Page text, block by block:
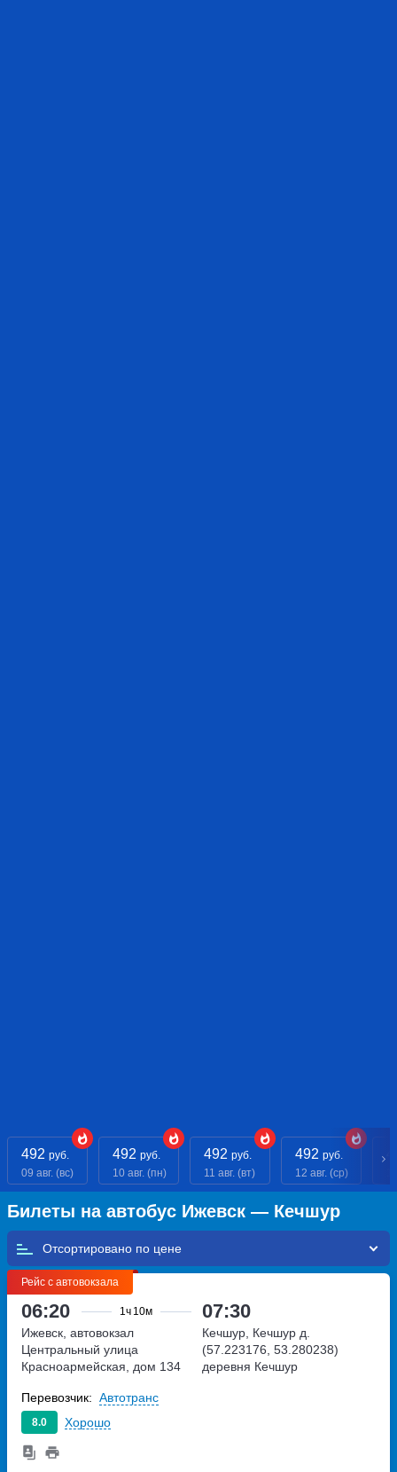
492 руб.
09 авг. (вс)
492 руб.
10 авг. (пн)
492 руб.
11 авг. (вт)
492 руб.
12 авг. (ср)
Билеты на автобус Ижевск — Кечшур
Отсортировано по
Рейс с автовокзала
06:20 1ч 10м 07:30
Ижевск, автовокзал
Центральный улица
Красноармейская, дом 134
Кечшур, Кечшур д.
(57.223176, 53.280238)
деревня Кечшур
8.0 Хорошо
Перевозчик: Автотранс